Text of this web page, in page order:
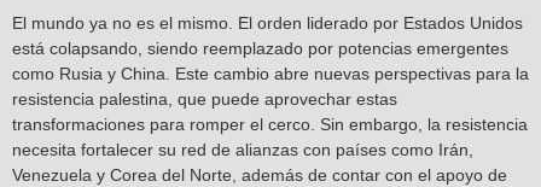
El mundo ya no es el mismo. El orden liderado por Estados Unidos
está colapsando, siendo reemplazado por potencias emergentes
como Rusia y China. Este cambio abre nuevas perspectivas para la
resistencia palestina, que puede aprovechar estas
transformaciones para romper el cerco. Sin embargo, la resistencia
necesita fortalecer su red de alianzas con países como Irán,
Venezuela y Corea del Norte, además de contar con el apoyo de